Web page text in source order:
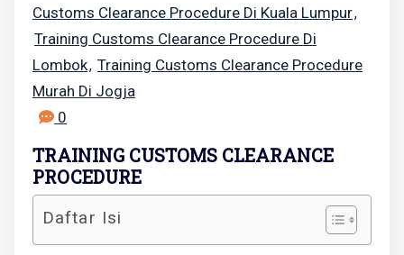
Customs Clearance Procedure Di Kuala Lumpur,
Training Customs Clearance Procedure Di
Lombok, Training Customs Clearance Procedure
Murah Di Jogja
0
TRAINING CUSTOMS CLEARANCE
PROCEDURE
Daftar Isi